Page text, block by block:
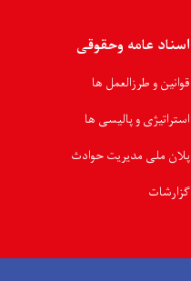
اسناد عامه وحقوقی
قوانین و طرزالعمل ها
استراتیژی و پالیسی ها
پلان ملی مدیریت حوادث
گزارشات